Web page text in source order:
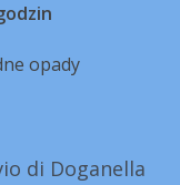
opady
di Doganella